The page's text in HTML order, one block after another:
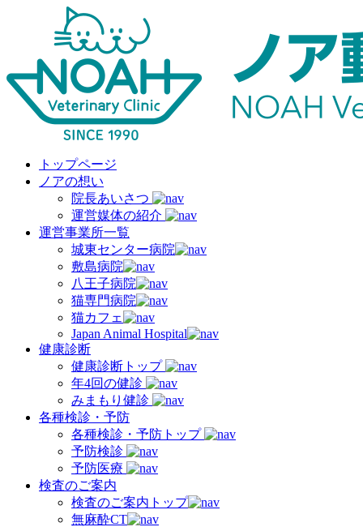
トップページ
ノアの想い
院長あいさつ
運営媒体の紹介
運営事業所一覧
城東センター病院
敷島病院
八王子病院
猫専門病院
猫カフェ
Japan Animal Hospital
健康診断
健康診断トップ
年4回の健診
みまもり健診
各種検診・予防
各種検診・予防トップ
予防検診
予防医療
検査のご案内
検査のご案内トップ
無麻酔CT